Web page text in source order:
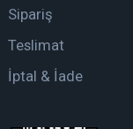
Sipariş
Teslimat
İptal & İade